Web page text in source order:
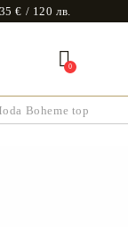
€ / 120 лв.
0
Boheme top